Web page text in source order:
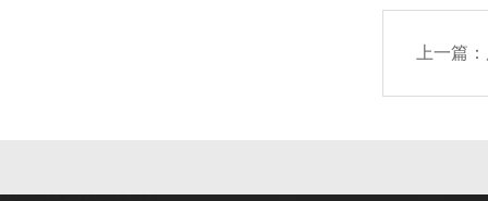
上一篇：